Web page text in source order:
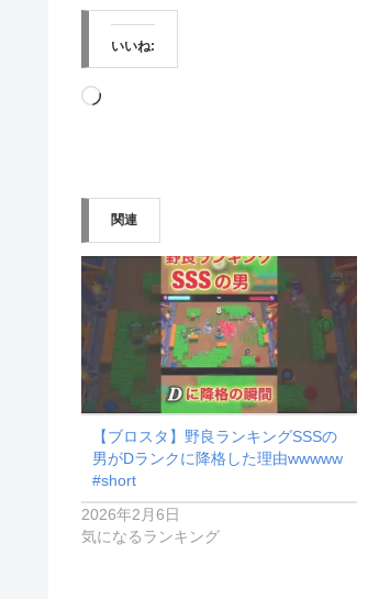
いいね:
読
み
中…
関連
【ブロスタ】野良ランキングSSSの
男がDランクに降格した理由wwwww
#short
2026年2月6日
気になるランキング